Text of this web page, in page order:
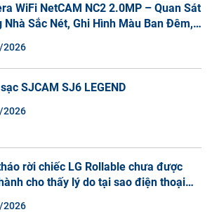
WiFi NetCAM NC2 2.0MP – Quan Sát
Nhà Sắc Nét, Ghi Hình Màu Ban Đêm,
2026
SJCAM SJ6 LEGEND
2026
rời chiếc LG Rollable chưa được
cho thấy lý do tại sao điện thoại
2026